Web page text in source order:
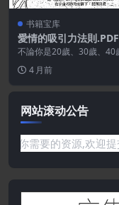
书籍宝库
愛情的吸引力法則.PDF
不論你是20歲、30歲、40
4 月前
网站滚动公告
要的资源,欢迎提交工